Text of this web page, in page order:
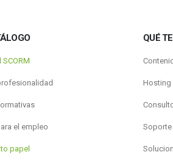
el empleo
papel
QUÉ
Hosting